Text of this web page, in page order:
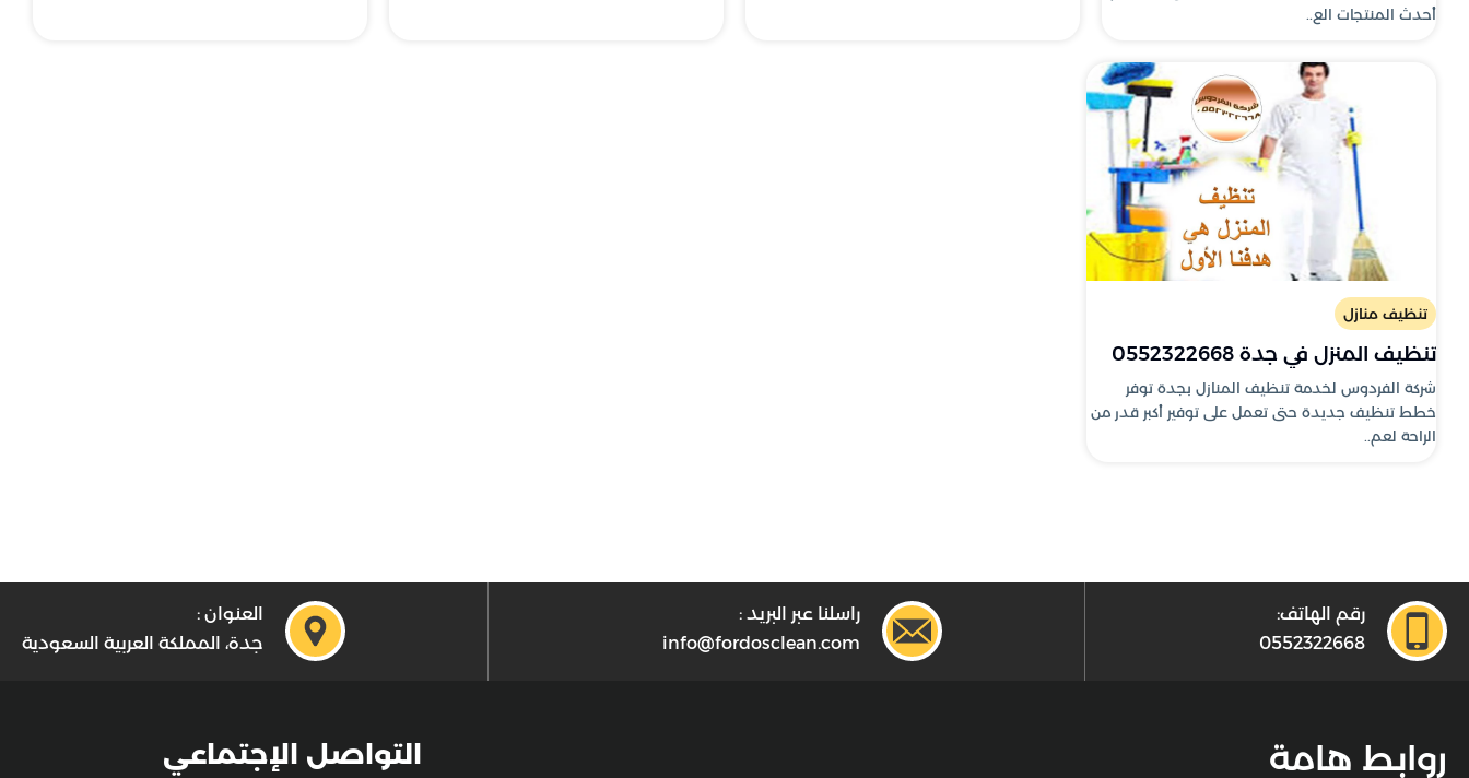
أحدث المنتجات الع..
تنظيف منازل
تنظيف المنزل في جدة 0552322668
شركة الفردوس لخدمة تنظيف المنازل بجدة توفر
خطط تنظيف جديدة حتى تعمل على توفير أكبر قدر من
الراحة لعم..
رقم الهاتف:
0552322668
راسلنا عبر البريد :
info@fordosclean.com
العنوان :
جدة، المملكة العربية السعودية
روابط هامة التواصل الإجتماعي